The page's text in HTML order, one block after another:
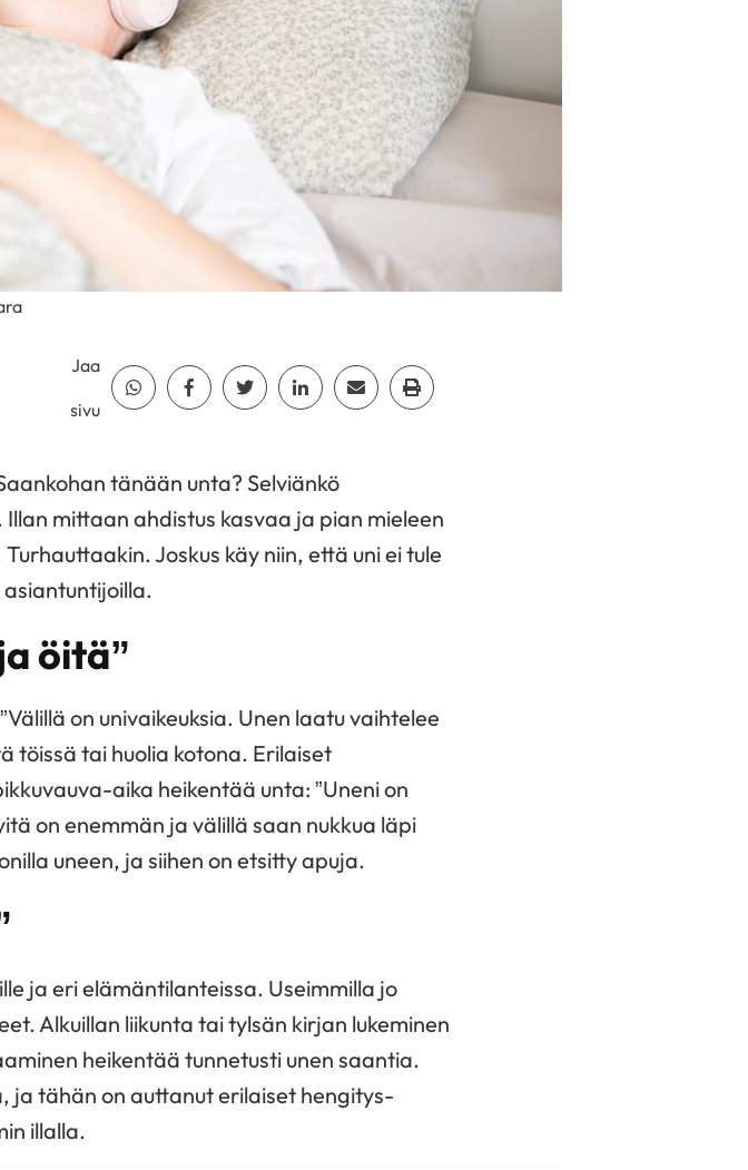
Jaa
sivu
Jaa Whatsapp
Jaa Facebook
Jaa TwitterJaa LinkedinJaa EmailJaa Print
tänään unta? Selviänkö
mittaan ahdistus kasvaa ja pian mieleen
Joskus käy niin, että uni ei tule
öitä”
on univaikeuksia. Unen laatu vaihtelee
töissä tai huolia kotona. Erilaiset
aika heikentää unta: ”Uneni on
on enemmän ja välillä saan nukkua läpi
uneen, ja siihen on etsitty apuja.
ja eri elämäntilanteissa. Useimmilla jo
Alkuillan liikunta tai tylsän kirjan lukeminen
heikentää tunnetusti unen saantia.
ja tähän on auttanut erilaiset hengitys­
illalla.